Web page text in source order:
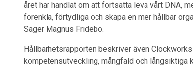
året har handlat om att fortsätta leva vårt DNA,
förenkla, förtydliga och skapa en mer hållbar
Säger Magnus Fridebo.
Hållbarhetsrapporten beskriver även
kompetensutveckling, mångfald och långsiktiga